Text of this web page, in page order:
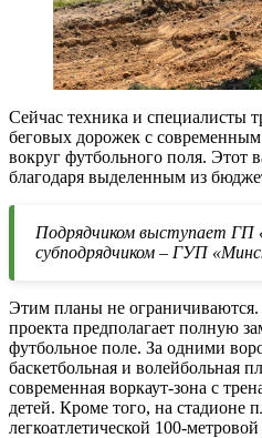
Сейчас техника и специалисты
беговых дорожек с
вокруг футбольного поля. Этот
благодаря выделенным из
Подрядчиком выступает ГП
субподрядчиком – ГУП
Этим планы не ограничиваются.
проекта предполагает полную
футбольное поле. За одними
баскетбольная и волейбольная
современная воркаут-зона с
детей. Кроме того, на стадионе
легкоатлетической 100-